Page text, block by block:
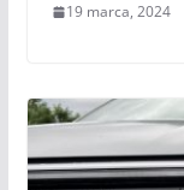
19 marca, 2024